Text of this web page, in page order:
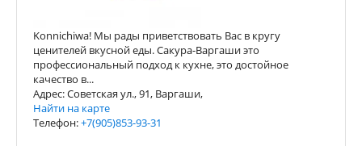
Konnichiwa! Мы рады приветствовать Вас в кругу
ценителей вкусной еды. Сакура-Варгаши это
профессиональный подход к кухне, это достойное
качество в...
Адрес: Советская ул., 91, Варгаши,
Найти на карте
Телефон:+7(905)853-93-31